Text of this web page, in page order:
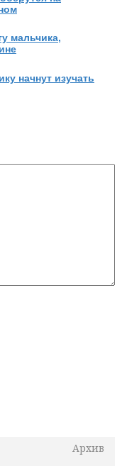
Архив
мальчика,
начнут изучать